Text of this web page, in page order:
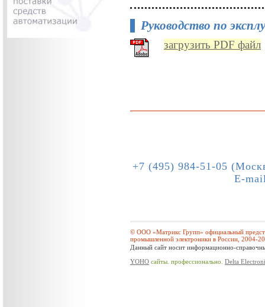
Руководство по
загрузить PDF файл
+7 (495) 984-51-05
E-
© ООО «Матрикс Групп» официальный
промышленной электроники в России, 2004-
Данный сайт носит информационно-
YOHO сайты. профессионально. Delta